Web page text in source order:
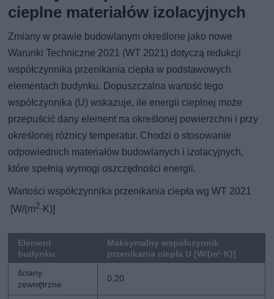
cieplne materiałów izolacyjnych
Zmiany w prawie budowlanym określone jako nowe
Warunki Techniczne 2021 (WT 2021) dotyczą redukcji
współczynnika przenikania ciepła w podstawowych
elementach budynku. Dopuszczalna wartość tego
współczynnika (U) wskazuje, ile energii cieplnej może
przepuścić dany element na określonej powierzchni i przy
określonej różnicy temperatur. Chodzi o stosowanie
odpowiednich materiałów budowlanych i izolacyjnych,
które spełnią wymogi oszczędności energii.
Wartości współczynnika przenikania ciepła wg WT 2021
[W/(m2·K)]
Element
budynku
Maksymalny współczynnik
przenikania ciepła U [W/(m²·K)]
ściany
zewnętrzne
0,20